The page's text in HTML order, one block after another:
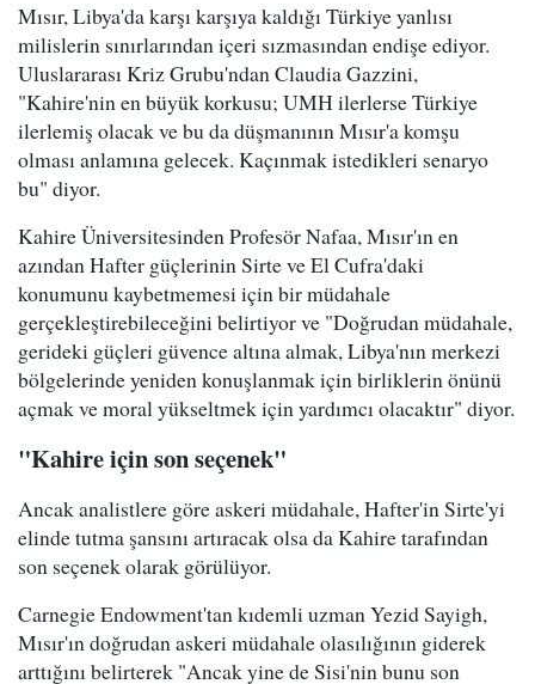
Mısır, Libya'da karşı karşıya kaldığı Türkiye yanlısı
milislerin sınırlarından içeri sızmasından endişe ediyor.
Uluslararası Kriz Grubu'ndan Claudia Gazzini,
"Kahire'nin en büyük korkusu; UMH ilerlerse Türkiye
ilerlemiş olacak ve bu da düşmanının Mısır'a komşu
olması anlamına gelecek. Kaçınmak istedikleri senaryo
bu" diyor.
Kahire Üniversitesinden Profesör Nafaa, Mısır'ın en
azından Hafter güçlerinin Sirte ve El Cufra'daki
konumunu kaybetmemesi için bir müdahale
gerçekleştirebileceğini belirtiyor ve "Doğrudan müdahale,
gerideki güçleri güvence altına almak, Libya'nın merkezi
bölgelerinde yeniden konuşlanmak için birliklerin önünü
açmak ve moral yükseltmek için yardımcı olacaktır" diyor.
"Kahire için son seçenek"
Ancak analistlere göre askeri müdahale, Hafter'in Sirte'yi
elinde tutma şansını artıracak olsa da Kahire tarafından
son seçenek olarak görülüyor.
Carnegie Endowment'tan kıdemli uzman Yezid Sayigh,
Mısır'ın doğrudan askeri müdahale olasılığının giderek
arttığını belirterek "Ancak yine de Sisi'nin bunu son